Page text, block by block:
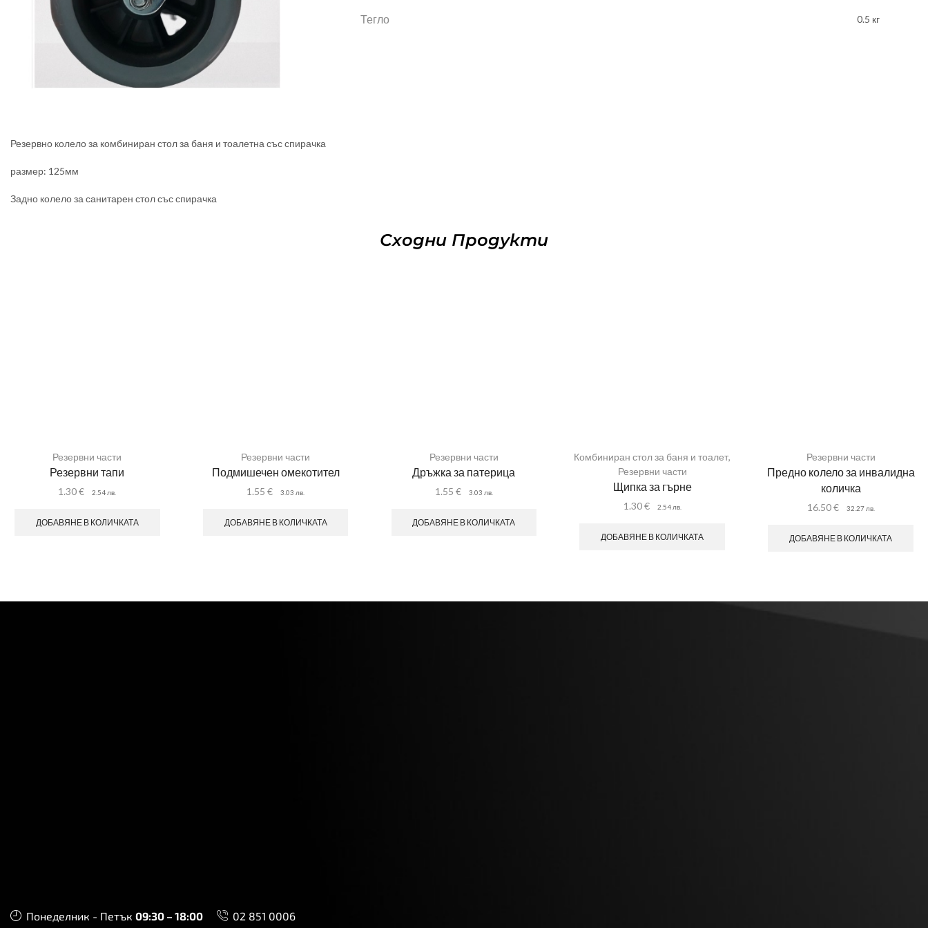
Тегло 0.5 кг
Резервно колело за комбиниран стол за баня и тоалетна със спирачка
размер: 125мм
Задно колело за санитарен стол със спирачка
Сходни Продукти
Резервни части
Резервни тапи
1.30€ 2.54 лв.
ДОБАВЯНЕ В КОЛИЧКАТА
Резервни части
Подмишечен омекотител
1.55€ 3.03 лв.
ДОБАВЯНЕ В КОЛИЧКАТА
Резервни части
Дръжка за патерица
1.55 € 3.03 лв.
ДОБАВЯНЕ В КОЛИЧКАТА
Комбиниран стол за баня и тоалет,
Резервни части
Щипка за гърне
1.30€ 2.54 лв.
ДОБАВЯНЕ В КОЛИЧКАТА
Резервни части
Предно колело за инвалидна
количка
16.50€ 32.27 лв.
ДОБАВЯНЕ В КОЛИЧКАТА
Понеделник - Петък 09:30 – 18:00 02 851 0006